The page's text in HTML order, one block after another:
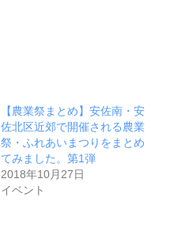
【農業祭まとめ】安佐南・安
佐北区近郊で開催される農業
祭・ふれあいまつりをまとめ
てみました。第1弾
2018年10月27日
イベント